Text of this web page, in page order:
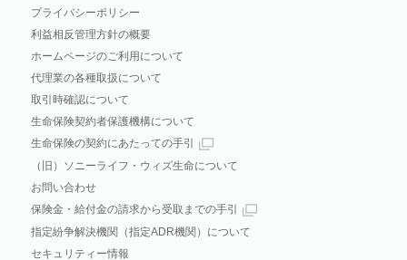
プライバシーポリシー
利益相反管理方針の概要
ホームページのご利用について
代理業の各種取扱について
取引時確認について
生命保険契約者保護機構について
生命保険の契約にあたっての手引
（旧）ソニーライフ・ウィズ生命について
お問い合わせ
保険金・給付金の請求から受取までの手引
指定紛争解決機関（指定ADR機関）について
セキュリティー情報